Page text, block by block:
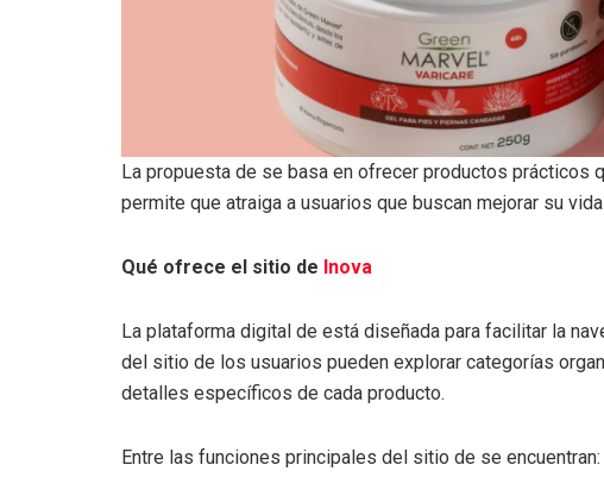
La propuesta de se basa en ofrecer productos prácticos
permite que atraiga a usuarios que buscan mejorar su
Qué ofrece el sitio de Inova
La plataforma digital de está diseñada para facilitar la
del sitio de los usuarios pueden explorar categorías
detalles específicos de cada producto.
Entre las funciones principales del sitio de se encuentran: